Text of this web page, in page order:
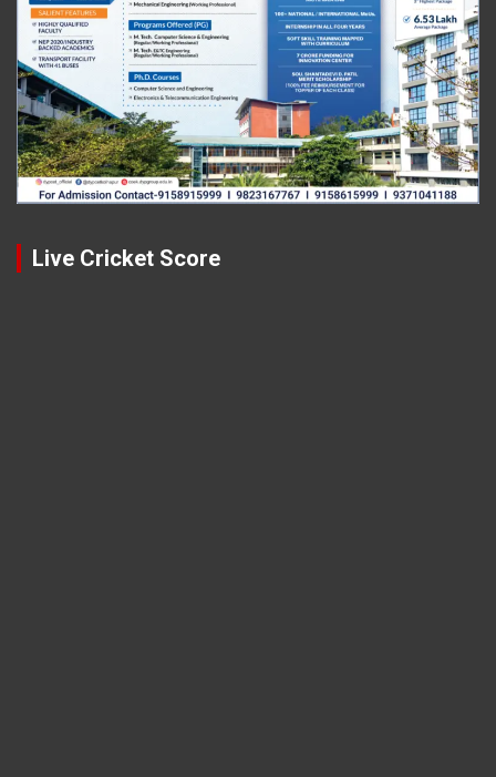
Live Cricket Score